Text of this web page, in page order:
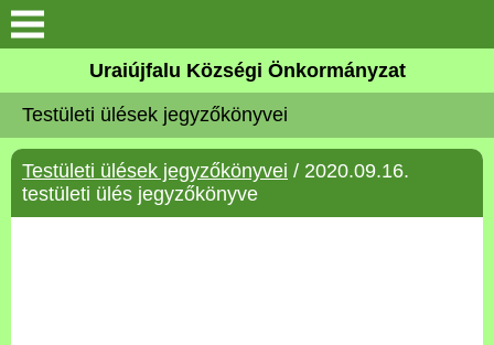
Köszöntő
Elérhetőségek
Uraiújfalu
Uraiújfalu Községi Önkormányzat
Testületi ülések jegyzőkönyvei
Testületi ülések jegyzőkönyvei / 2020.09.16.
testületi ülés jegyzőkönyve